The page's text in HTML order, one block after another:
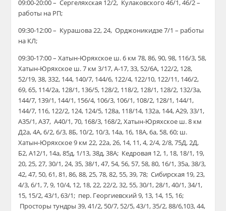
09:00-20:00 – Сергеляхская 12/2, Кулаковского 46/1, 46/2 –
работы на РП;
09:30-12:00 – Курашова 22, 24, Орджоникидзе 7/1 – работы
на КЛ;
09:30-17:00 – Хатын-Юряхское ш. 6 км 78, 86, 90, 98, 116/3, 58,
Хатын-Юряхское ш. 7 км 3/17, А-17, 33, 52/6А, 122/2, 128,
52/19, 38, 332, 144, 140/7, 144/6, 122/4, 122/10, 122/11, 146/2,
69, 65, 114/2а, 128/1, 136/5, 128/2, 118/2, 128/1, 128/2, 132/3а,
144/7, 139/1, 144/1, 156/4, 106/3, 106/1, 108/2, 128/1, 144/1,
144/7, 116, 122/2, 124, 124/5, 128а, 118/14, 132а, 144, А29, 33/1,
А35/1, А37, А40/1, 70, 168/3, 168/2, Хатын-Юряхское ш. 8 км
Д2а, 4А, 6/2, 6/3, 8Б, 10/2, 10/3, 14а, 16, 18А, 6а, 58, 60; ш.
Хатын-Юряхское 9 км 22, 22а, 26, 14, 11, 4, 2/4, 2/8, 75Д, 2Д,
Б2, А12/1, 14а, 85д, 1/13, 38д, 38А; Кедровая 12, 1, 18, 18/1, 19,
20, 25, 27, 30/1, 24, 35, 38/1, 47, 54, 56, 57, 58, 80, 16/1, 35а, 38/3,
42, 47, 50, 61, 81, 86, 88, 25, 78, 82, 55, 39, 78; Сибирская 19, 23,
4/3, 6/1, 7, 9, 10/4, 12, 18, 22, 22/2, 32, 55, 30/1, 28/1, 40/1, 34/1,
15, 15/2, 43/1, 63/1; пер. Георгиевский 9, 13, 14, 15, 16;
Просторы тундры 39, 41/2, 50/7, 52/5, 43/1, 35/2, 88/6,103, 44,